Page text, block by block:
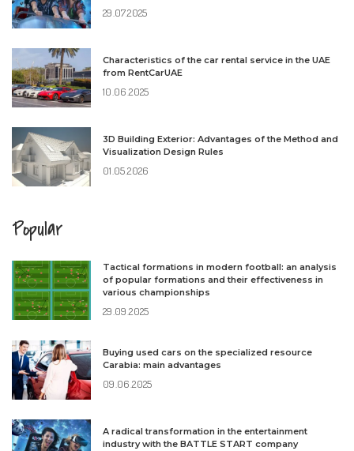
29.07.2025
Characteristics of the car rental service in the UAE
from RentCarUAE
10.06.2025
3D Building Exterior: Advantages of the Method and
Visualization Design Rules
01.05.2026
Popular
Tactical formations in modern football: an analysis
of popular formations and their effectiveness in
various championships
29.09.2025
Buying used cars on the specialized resource
Carabia: main advantages
09.06.2025
A radical transformation in the entertainment
industry with the BATTLE START company